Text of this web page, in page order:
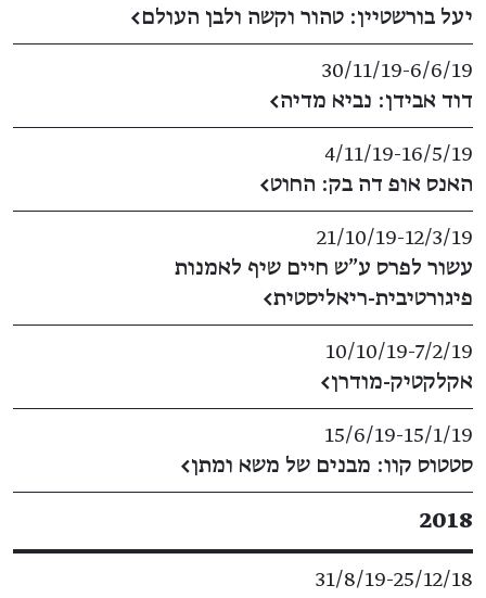
יעל בורשטיין: טהור וקשה ולבן העולם←
6/6/19
​-​
30/11/19
דוד אבידן: נביא מדיה←
16/5/19
​-​
4/11/19
האנס אופ דה בק: החוט←
12/3/19
​-​
21/10/19
עשור לפרס ע"ש חיים שיף לאמנות
פיגורטיבית-ריאליסטית←
7/2/19
​-​
10/10/19
אקלקטיק‭-‬מודרן‮‬‬‬‬
←
15/1/19
​-​
15/6/19
סטטוס קוו: מבנים של משא ומתן←
2018
25/12/18
​-​
31/8/19